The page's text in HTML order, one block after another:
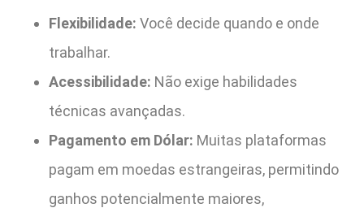
Flexibilidade: Você decide quando e onde
trabalhar.
Acessibilidade: Não exige habilidades
técnicas avançadas.
Pagamento em Dólar: Muitas plataformas
pagam em moedas estrangeiras, permitindo
ganhos potencialmente maiores,